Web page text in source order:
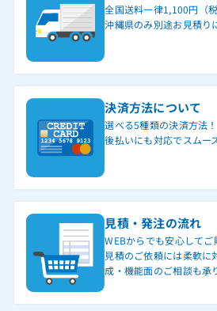
全国送料一律1,100円（税
沖縄県のみ別途お見積り
決済方法について
選べる5種類の決済方法！
後払いにも対応でスムー
見積・発注の流れ
WEBからでも安心してご
見積のご依頼には柔軟に
成・機能面のご相談も承